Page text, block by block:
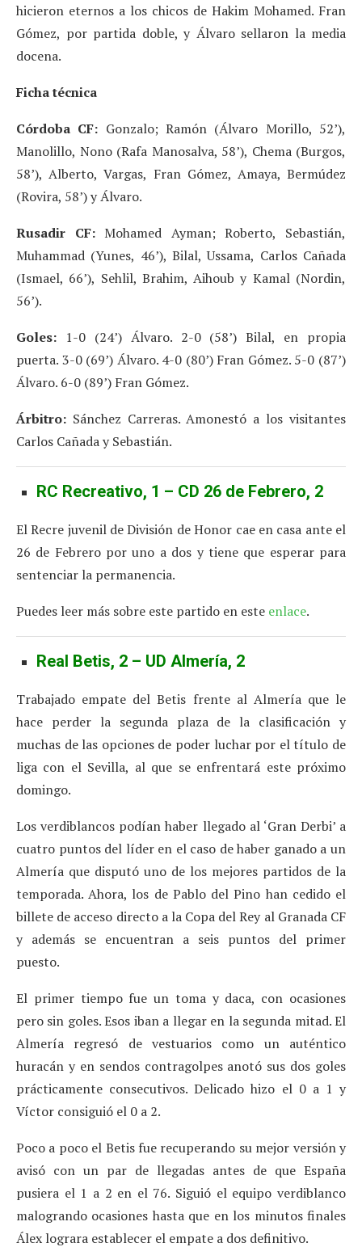
hicieron eternos a los chicos de Hakim Mohamed. Fran
Gómez, por partida doble, y Álvaro sellaron la media
docena.
Ficha técnica
Córdoba CF: Gonzalo; Ramón (Álvaro Morillo, 52’),
Manolillo, Nono (Rafa Manosalva, 58’), Chema (Burgos,
58’), Alberto, Vargas, Fran Gómez, Amaya, Bermúdez
(Rovira, 58’) y Álvaro.
Rusadir CF:Mohamed Ayman; Roberto, Sebastián,
Muhammad (Yunes, 46’), Bilal, Ussama, Carlos Cañada
(Ismael, 66’), Sehlil, Brahim, Aihoub y Kamal (Nordin,
56’).
Goles: 1-0 (24’) Álvaro. 2-0 (58’) Bilal, en propia
puerta. 3-0 (69’) Álvaro. 4-0 (80’) Fran Gómez. 5-0 (87’)
Álvaro. 6-0 (89’) Fran Gómez.
Árbitro: Sánchez Carreras. Amonestó a los visitantes
Carlos Cañada y Sebastián.
RC Recreativo, 1 – CD 26 de Febrero, 2
El Recre juvenil de División de Honor cae en casa ante el
26 de Febrero por uno a dos y tiene que esperar para
sentenciar la permanencia.
Puedes leer más sobre este partido en este enlace.
Real Betis, 2 – UD Almería, 2
Trabajado empate del Betis frente al Almería que le
hace perder la segunda plaza de la clasificación y
muchas de las opciones de poder luchar por el título de
liga con el Sevilla, al que se enfrentará este próximo
domingo.
Los verdiblancos podían haber llegado al ‘Gran Derbi’ a
cuatro puntos del líder en el caso de haber ganado a un
Almería que disputó uno de los mejores partidos de la
temporada. Ahora, los de Pablo del Pino han cedido el
billete de acceso directo a la Copa del Rey al Granada CF
y además se encuentran a seis puntos del primer
puesto.
El primer tiempo fue un toma y daca, con ocasiones
pero sin goles. Esos iban a llegar en la segunda mitad. El
Almería regresó de vestuarios como un auténtico
huracán y en sendos contragolpes anotó sus dos goles
prácticamente consecutivos. Delicado hizo el 0 a 1 y
Víctor consiguió el 0 a 2.
Poco a poco el Betis fue recuperando su mejor versión y
avisó con un par de llegadas antes de que España
pusiera el 1 a 2 en el 76. Siguió el equipo verdiblanco
malogrando ocasiones hasta que en los minutos finales
Álex lograra establecer el empate a dos definitivo.